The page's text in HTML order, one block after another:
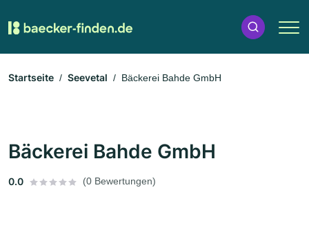
Startseite Seevetal Bäckerei Bahde GmbH
Bäckerei Bahde GmbH
0.0 (0 Bewertungen)